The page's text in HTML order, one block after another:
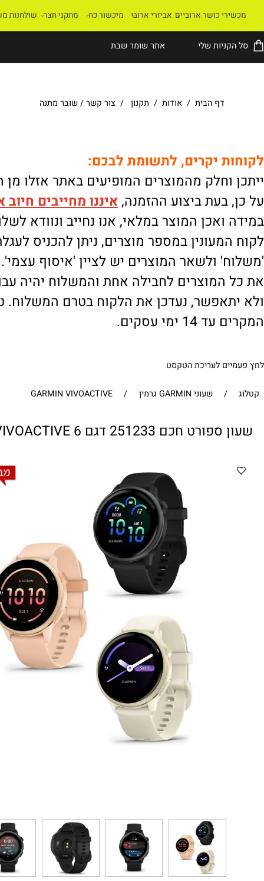
שלי אתר שומר שבת
דף הבית/אודות /תקנון /צור קשר/ שובר מתנה
כושר ארוביים אביזרי ארובי מיכשור כח מתקני חצר שולחנות משחק
יקרים, לתשומת לבכם:
וחלק מהמוצרים המופיעים באתר אזלו מן
בעת ביצוע ההזמנה,איננומחייבים חיוב
המוצר במלאי, אנו נחייב ונוודא לשלוח.
במספר מוצרים, ניתן להכניס לעגלת
ולשאר המוצרים יש לציין 'איסוף עצמי'.
לחבילה אחת והמשלוח יהיה עבור
נעדכן את הלקוח בטרם המשלוח. טיפול
עסקים.